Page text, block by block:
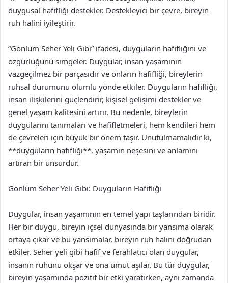
duygusal hafifliği destekler. Destekleyici bir çevre, bireyin
ruh halini iyileştirir.
“Gönlüm Seher Yeli Gibi” ifadesi, duyguların hafifliğini ve
özgürlüğünü simgeler. Duygular, insan yaşamının
vazgeçilmez bir parçasıdır ve onların hafifliği, bireylerin
ruhsal durumunu olumlu yönde etkiler. Duyguların hafifliği,
insan ilişkilerini güçlendirir, kişisel gelişimi destekler ve
genel yaşam kalitesini artırır. Bu nedenle, bireylerin
duygularını tanımaları ve hafifletmeleri, hem kendileri hem
de çevreleri için büyük bir önem taşır. Unutulmamalıdır ki,
**duyguların hafifliği**, yaşamın neşesini ve anlamını
artıran bir unsurdur.
Gönlüm Seher Yeli Gibi: Duyguların Hafifliği
Duygular, insan yaşamının en temel yapı taşlarından biridir.
Her bir duygu, bireyin içsel dünyasında bir yansıma olarak
ortaya çıkar ve bu yansımalar, bireyin ruh halini doğrudan
etkiler. Seher yeli gibi hafif ve ferahlatıcı olan duygular,
insanın ruhunu okşar ve ona umut aşılar. Bu tür duygular,
bireyin yaşamında pozitif bir etki yaratırken, aynı zamanda